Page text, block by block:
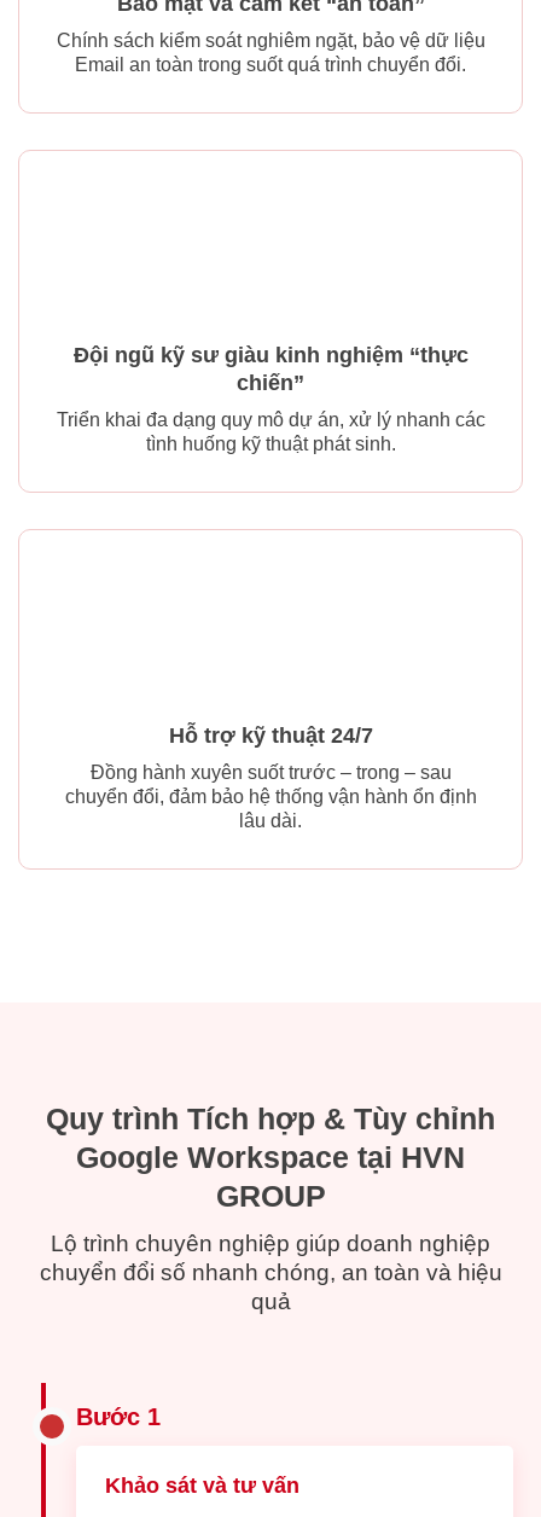
Chính sách kiểm soát nghiêm ngặt, bảo vệ dữ liệu
Email an toàn trong suốt quá trình chuyển đổi.
Đội ngũ kỹ sư giàu kinh nghiệm “thực
chiến”
Triển khai đa dạng quy mô dự án, xử lý nhanh các
tình huống kỹ thuật phát sinh.
Hỗ trợ kỹ thuật 24/7
Đồng hành xuyên suốt trước – trong – sau
chuyển đổi, đảm bảo hệ thống vận hành ổn định
lâu dài.
Quy trình Tích hợp & Tùy chỉnh
Google Workspace tại HVN
GROUP
Lộ trình chuyên nghiệp giúp doanh nghiệp
chuyển đổi số nhanh chóng, an toàn và hiệu
quả
Bước 1
Khảo sát và tư vấn